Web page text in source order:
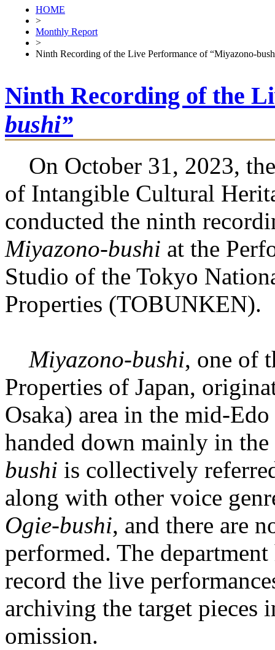
HOME
>
Monthly Report
>
Ninth Recording of the Live Performance of “Miyazono-
Ninth Recording of the
bushi”
On October 31, 2023,
of Intangible Cultural
conducted the ninth
Miyazono-bushi at the
Studio of the Tokyo
Properties (TOBUNKEN).
Miyazono-bushi, one of
Properties of Japan,
Osaka) area in the mid-
handed down mainly in
bushi is collectively
along with other voice
Ogie-bushi, and there are
performed. The
record the live
archiving the target pieces
omission.